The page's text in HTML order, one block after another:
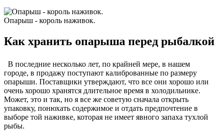
Опарыш - король наживок.
Как хранить опарыша перед рыбалкой
В последние несколько лет, по крайней мере, в нашем
городе, в продажу поступают калиброванные по размеру
опарыши. Поставщики утверждают, что все они хорошо или
очень хорошо хранятся длительное время в холодильнике.
Может, это и так, но я все же советую сначала открыть
упаковку, понюхать содержимое и отдать предпочтение в
выборе той наживке, которая не имеет явного запаха тухлой
рыбы.